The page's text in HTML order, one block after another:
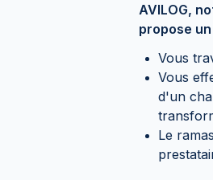
AVILOG,
propose
Vous
Vous
d'un
Le